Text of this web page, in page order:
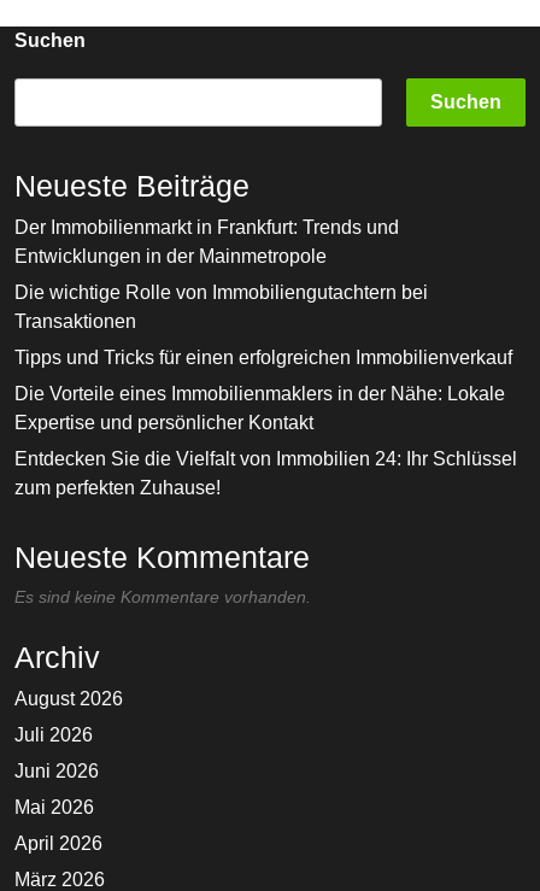
Suchen
Suchen
Neueste Beiträge
Der Immobilienmarkt in Frankfurt: Trends und
Entwicklungen in der Mainmetropole
Die wichtige Rolle von Immobiliengutachtern bei
Transaktionen
Tipps und Tricks für einen erfolgreichen Immobilienverkauf
Die Vorteile eines Immobilienmaklers in der Nähe: Lokale
Expertise und persönlicher Kontakt
Entdecken Sie die Vielfalt von Immobilien 24: Ihr Schlüssel
zum perfekten Zuhause!
Neueste Kommentare
Es sind keine Kommentare vorhanden.
Archiv
August 2026
Juli 2026
Juni 2026
Mai 2026
April 2026
März 2026